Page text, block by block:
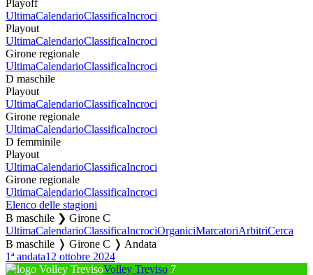
Playoff
UltimaCalendarioClassificaIncroci
Playout
UltimaCalendarioClassificaIncroci
Girone regionale
UltimaCalendarioClassificaIncroci
D maschile
Playout
UltimaCalendarioClassificaIncroci
Girone regionale
UltimaCalendarioClassificaIncroci
D femminile
Playout
UltimaCalendarioClassificaIncroci
Girone regionale
UltimaCalendarioClassificaIncroci
Elenco delle stagioni
B maschile ❯ Girone C
UltimaCalendarioClassificaIncrociOrganiciMarcatoriArbitriCerca
B maschile ❭ Girone C ❭ Andata
1ª andata12 ottobre 2024
Volley Treviso 7